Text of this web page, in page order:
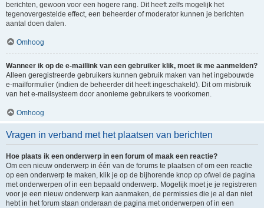
berichten, gewoon voor een hogere rang. Dit heeft zelfs mogelijk het
tegenovergestelde effect, een beheerder of moderator kunnen je berichten
aantal doen dalen.
Omhoog
Wanneer ik op de e-maillink van een gebruiker klik, moet ik me aanmelden?
Alleen geregistreerde gebruikers kunnen gebruik maken van het ingebouwde
e-mailformulier (indien de beheerder dit heeft ingeschakeld). Dit om misbruik
van het e-mailsysteem door anonieme gebruikers te voorkomen.
Omhoog
Vragen in verband met het plaatsen van berichten
Hoe plaats ik een onderwerp in een forum of maak een reactie?
Om een nieuw onderwerp in één van de forums te plaatsen of om een reactie
op een onderwerp te maken, klik je op de bijhorende knop op ofwel de pagina
met onderwerpen of in een bepaald onderwerp. Mogelijk moet je je registreren
voor je een nieuw onderwerp kan aanmaken, de permissies die je al dan niet
hebt in het forum staan onderaan de pagina met onderwerpen of in een